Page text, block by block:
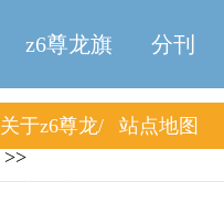
z6尊龙旗
舰厅
分刊
关于z6尊龙
站点地图
>>